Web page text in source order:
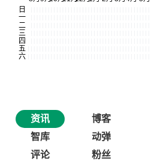
资讯 博客
智库
动弹
评论
粉丝